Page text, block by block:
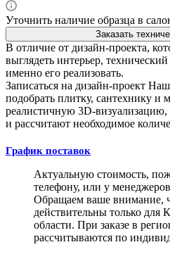
Уточнить наличие образца в
Заказать
В отличие от дизайн-проекта,
выглядеть интерьер,
именно его реализовать.
Записаться на дизайн-проект
подобрать плитку, сантехнику и
реалистичную 3D-
и рассчитают необходимое
График поставок
Актуальную стоимость,
телефону, или у
Обращаем ваше внимание,
действительны только для
области. При заказе в
рассчитываются по